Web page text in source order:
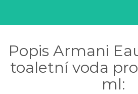
Popis Armani
toaletní voda
ml: